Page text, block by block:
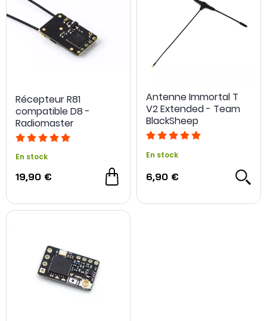
Récepteur R81
compatible D8 -
Radiomaster
En stock
19,90 €
Antenne Immortal T
V2 Extended - Team
BlackSheep
En stock
6,90 €